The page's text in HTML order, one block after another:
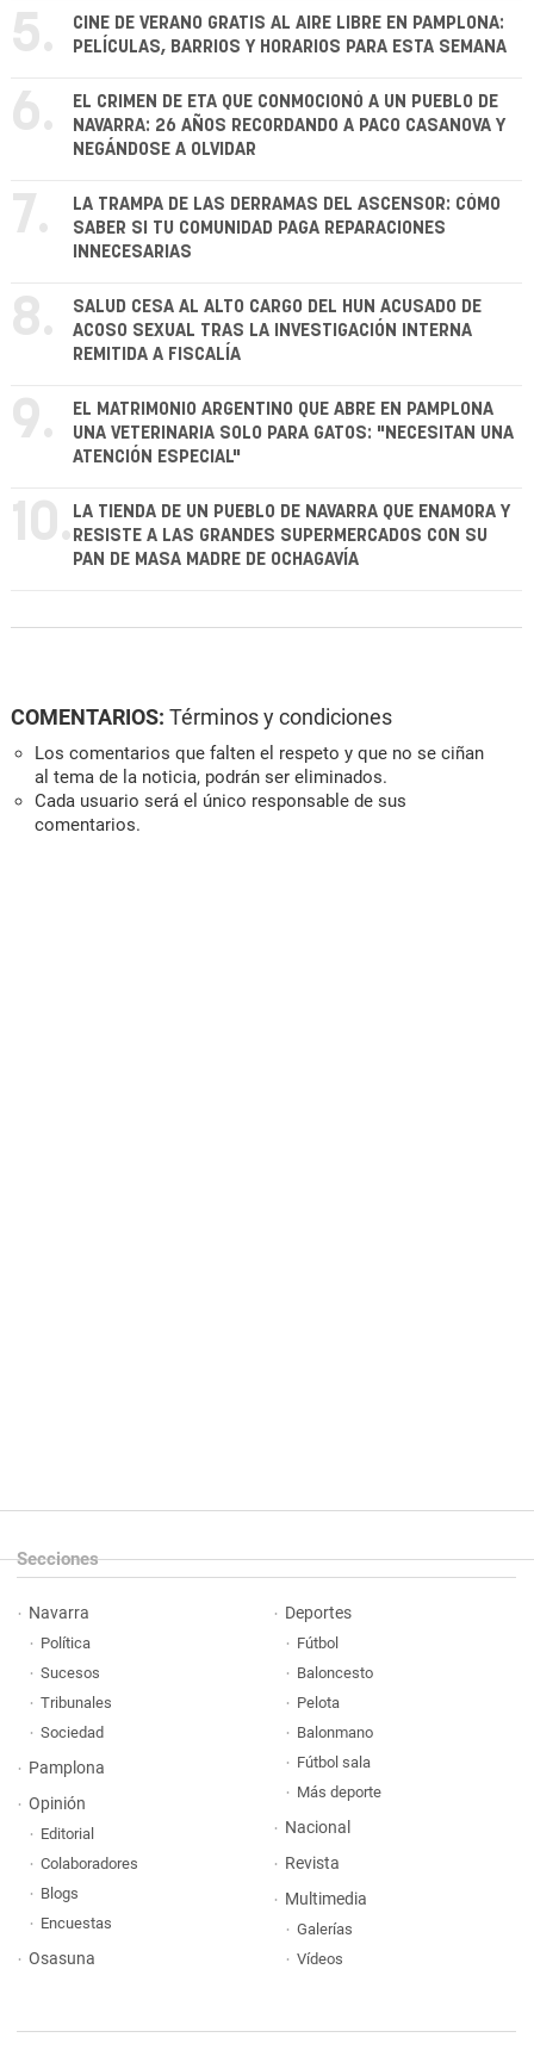
5.
CINE DE VERANO GRATIS AL AIRE LIBRE EN PAMPLONA:
PELÍCULAS, BARRIOS Y HORARIOS PARA ESTA SEMANA
6.
EL CRIMEN DE ETA QUE CONMOCIONÓ A UN PUEBLO DE
NAVARRA: 26 AÑOS RECORDANDO A PACO CASANOVA Y
NEGÁNDOSE A OLVIDAR
7.
LA TRAMPA DE LAS DERRAMAS DEL ASCENSOR: CÓMO
SABER SI TU COMUNIDAD PAGA REPARACIONES
INNECESARIAS
8.
SALUD CESA AL ALTO CARGO DEL HUN ACUSADO DE
ACOSO SEXUAL TRAS LA INVESTIGACIÓN INTERNA
REMITIDA A FISCALÍA
9.
EL MATRIMONIO ARGENTINO QUE ABRE EN PAMPLONA
UNA VETERINARIA SOLO PARA GATOS: "NECESITAN UNA
ATENCIÓN ESPECIAL"
10. LA TIENDA DE UN PUEBLO DE NAVARRA QUE ENAMORA Y
RESISTE A LAS GRANDES SUPERMERCADOS CON SU
PAN DE MASA MADRE DE OCHAGAVÍA
COMENTARIOS: Términos y condiciones
Los comentarios que falten el respeto y que no se ciñan
al tema de la noticia, podrán ser eliminados.
Cada usuario será el único responsable de sus
comentarios.
Secciones
Navarra
Política
Sucesos
Tribunales
Sociedad
Pamplona
Opinión
Editorial
Colaboradores
Blogs
Encuestas
Osasuna
Deportes
Fútbol
Baloncesto
Pelota
Balonmano
Fútbol sala
Más deporte
Nacional
Revista
Multimedia
Galerías
Vídeos